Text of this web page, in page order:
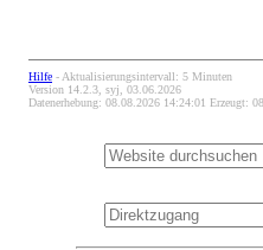
Hilfe - Aktualisierungsintervall: 5 Minuten
Version 14.2.3, syj, 03.06.2026
Datenerhebung: 08.08.2026 14:24:01 Erzeugt: